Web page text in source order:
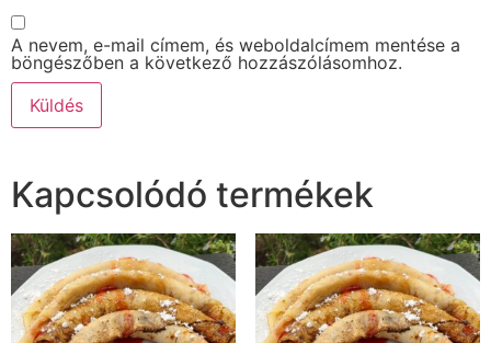
A nevem, e-mail címem, és weboldalcímem mentése a
böngészőben a következő hozzászólásomhoz.
Kapcsolódó termékek